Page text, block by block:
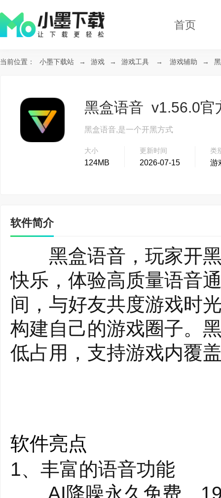
首页
当前位置： 小墨下载站 → 游戏 → 游戏工具 → 游戏辅助 →
黑盒语音 v1.56.0官
黑盒语音,是一个开黑方式
大小
124MB
更新时间
2026-07-15
类
游
软件简介
黑盒语音，玩家开黑
快乐，体验高质量语音
间，与好友共度游戏时
构建自己的游戏圈子。
低占用，支持游戏内覆
软件亮点
1、丰富的语音功能
AI降噪永久免费、